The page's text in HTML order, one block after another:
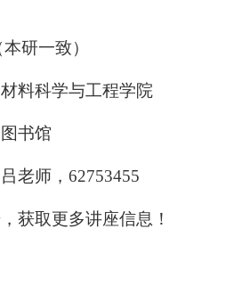
本研一致）
料科学与工程学院
书馆
老师， 62753455
获取更多讲座信息！